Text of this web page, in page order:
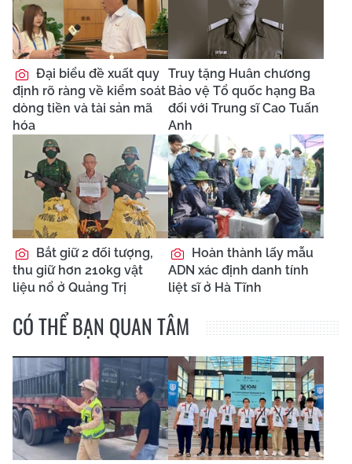
Đại biểu đề xuất quy
định rõ ràng về kiểm soát
dòng tiền và tài sản mã
hóa
Truy tặng Huân chương
Bảo vệ Tổ quốc hạng Ba
đối với Trung sĩ Cao Tuấn
Anh
Bắt giữ 2 đối tượng,
thu giữ hơn 210kg vật
liệu nổ ở Quảng Trị
Hoàn thành lấy mẫu
ADN xác định danh tính
liệt sĩ ở Hà Tĩnh
CÓ THỂ BẠN QUAN TÂM